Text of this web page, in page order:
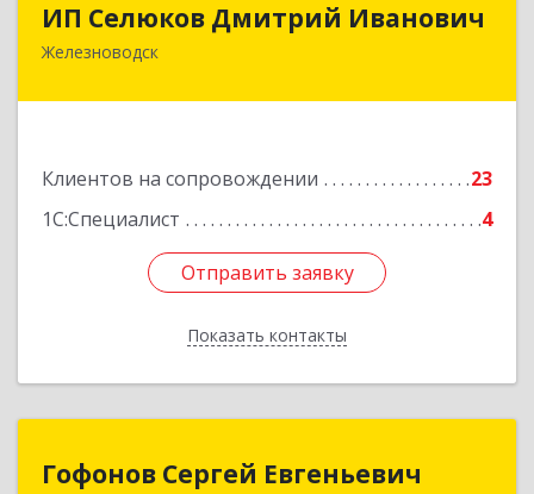
ИП Селюков Дмитрий Иванович
Железноводск
Клиентов на сопровождении
23
1С:Специалист
4
Отправить заявку
Показать контакты
357400, Ставропольский край, Железноводск г,
Отправить заявку
Назад
Гофонов Сергей Евгеньевич
Гофонов Сергей Евгеньевич